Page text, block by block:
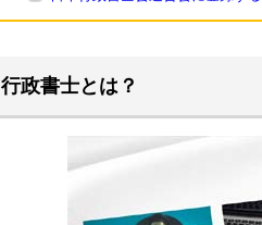
行政書士とは？